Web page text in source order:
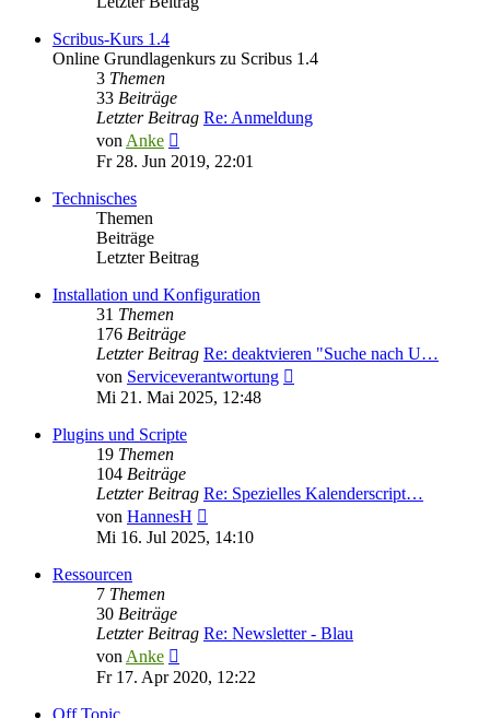
Scribus-Kurs 1.4
Online Grundlagenkurs zu Scribus 1.4
3 Themen
33 Beiträge
Letzter Beitrag Re: Anmeldung
von Anke
Beitrag
Fr 28. Jun 2019, 22:01
Technisches
Themen
Beiträge
Letzter Beitrag
Installation und Konfiguration
31 Themen
176 Beiträge
Letzter Beitrag Re: deaktvieren "Suche nach U…
von Serviceverantwortung
Mi 21. Mai 2025, 12:48
Plugins und Scripte
19 Themen
104 Beiträge
Letzter Beitrag Re: Spezielles Kalenderscript…
von HannesH
Beitrag
Mi 16. Jul 2025, 14:10
Ressourcen
7 Themen
30 Beiträge
Letzter Beitrag Re: Newsletter - Blau
von Anke
Beitrag
Fr 17. Apr 2020, 12:22